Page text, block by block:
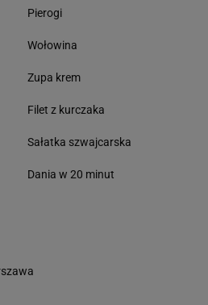
Pierogi
Wołowina
Zupa krem
Filet z kurczaka
Sałatka szwajcarska
Dania w 20 minut